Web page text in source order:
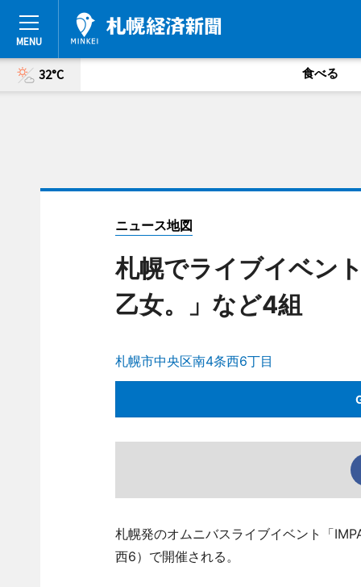
32°C 食べる
ニュース地図
札幌でライブイベン
乙女。」など4組
札幌市中央区南4条西6丁目
札幌発のオムニバスライブイベント「
西6）で開催される。